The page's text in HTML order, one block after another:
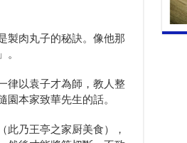
製肉丸子的秘訣。像他那
律以袁子才為師，教人整
本家致華先生的話。
乃王亭之家厨美食），